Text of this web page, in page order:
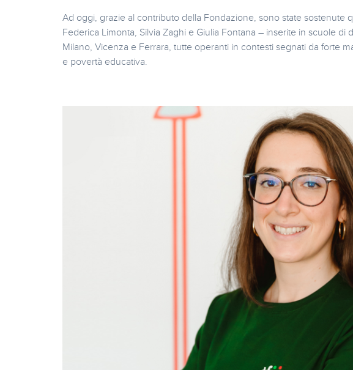
Ad oggi, grazie al contributo della Fondazione, sono state sostenute
Federica Limonta, Silvia Zaghi e Giulia Fontana – inserite in scuole di
Milano, Vicenza e Ferrara, tutte operanti in contesti segnati da forte
e povertà educativa.